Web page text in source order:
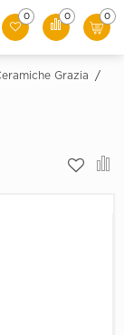
0 0 0
Grazia
/